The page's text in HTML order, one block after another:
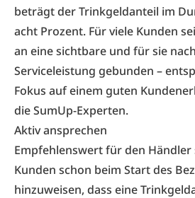
beträgt der Trinkgeldanteil im
acht Prozent. Für viele Kunden
an eine sichtbare und für sie
Serviceleistung gebunden –
Fokus auf einem guten
die SumUp-Experten.
Aktiv ansprechen
Empfehlenswert für den Händler
Kunden schon beim Start des
hinzuweisen, dass eine